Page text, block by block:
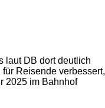
laut DB dort deutlich
Reisende verbessert,
2025 im Bahnhof